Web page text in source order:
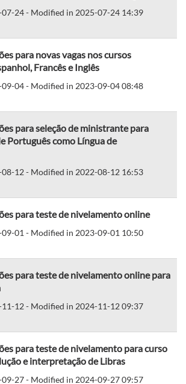
24 - Modified in 2025-07-24 14:39
para novas vagas nos cursos
Francês e Inglês
04 - Modified in 2023-09-04 08:48
para seleção de ministrante para
Português como Língua de
12 - Modified in 2022-08-12 16:53
para teste de nivelamento online
01 - Modified in 2023-09-01 10:50
para teste de nivelamento online para
12 - Modified in 2024-11-12 09:37
para teste de nivelamento para curso
e interpretação de Libras
27 - Modified in 2024-09-27 09:57